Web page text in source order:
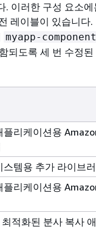
. 이러한 구성 요소에
레이블이 있습니다.
myapp-component
되도록 세 번 수정
리케이션용
템용 추가 라이브
리케이션용
적화된 분사 복사